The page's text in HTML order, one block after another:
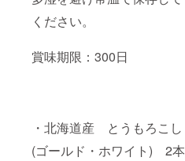
ください。
賞味期限：300日
・北海道産 とうもろこし
(ゴールド・ホワイト) 2本